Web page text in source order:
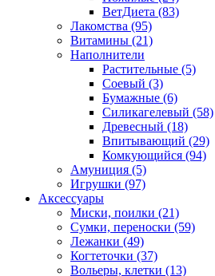
ВетДиета (83)
Лакомства (95)
Витамины (21)
Наполнители
Растительные (5)
Соевый (3)
Бумажные (6)
Силикагелевый (58)
Древесный (18)
Впитывающий (29)
Комкующийся (94)
Амуниция (5)
Игрушки (97)
Аксессуары
Миски, поилки (21)
Сумки, переноски (59)
Лежанки (49)
Когтеточки (37)
Вольеры, клетки (13)